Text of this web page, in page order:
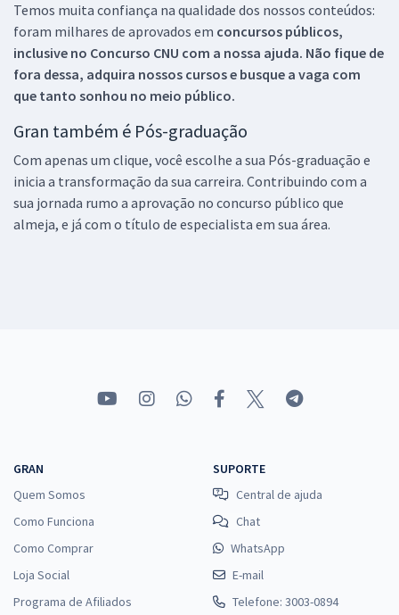
Temos muita confiança na qualidade dos nossos conteúdos:
foram milhares de aprovados em concursos públicos,
inclusive no Concurso CNU com a nossa ajuda. Não fique de
fora dessa, adquira nossos cursos e busque a vaga com
que tanto sonhou no meio público.
Gran também é Pós-graduação
Com apenas um clique, você escolhe a sua Pós-graduação e
inicia a transformação da sua carreira. Contribuindo com a
sua jornada rumo a aprovação no concurso público que
almeja, e já com o título de especialista em sua área.
GRAN
Quem Somos
Como Funciona
Como Comprar
Loja Social
Programa de Afiliados
SUPORTE
Central de ajuda
Chat
WhatsApp
E-mail
Telefone: 3003-0894